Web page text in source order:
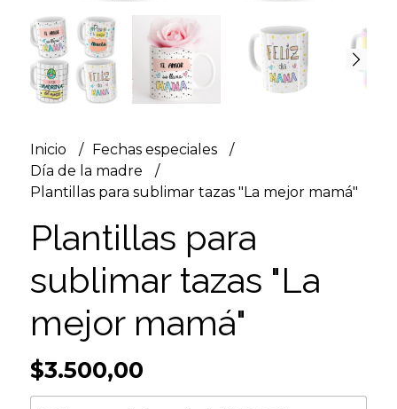
Inicio
Fechas especiales
Día de la madre
Plantillas para sublimar tazas "La mejor mamá"
Plantillas para
sublimar tazas "La
mejor mamá"
$3.500,00